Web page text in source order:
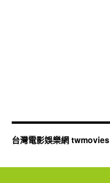
台灣電影娛樂網 twmovies